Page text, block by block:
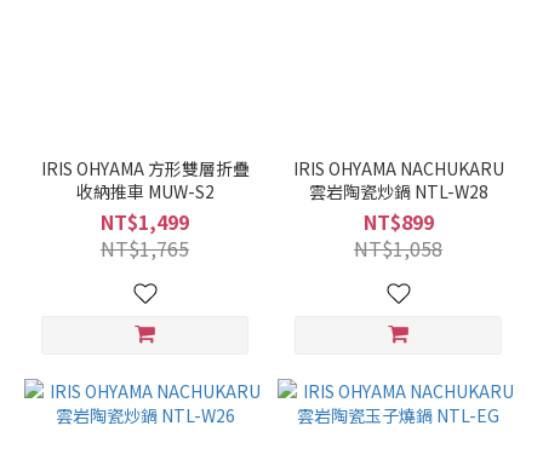
IRIS OHYAMA 方形雙層折疊
收納推車 MUW-S2
NT$1,499
NT$1,765
IRIS OHYAMA NACHUKARU
雲岩陶瓷炒鍋 NTL-W28
NT$899
NT$1,058